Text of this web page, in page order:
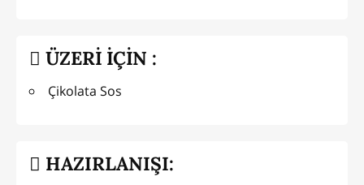
ÜZERİ İÇİN :
Çikolata Sos
HAZIRLANIŞI: